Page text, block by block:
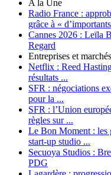
A la Une
Radio France :
grâce à «
Cannes 2026 : Leïla
Regard
Entreprises et marchés
Netflix : Reed
résultats ...
SFR : négociations
pour la ...
SFR : l’Union
règles sur ...
Le Bon Moment : les
start-up studio ...
Secuoya Studios :
PDG